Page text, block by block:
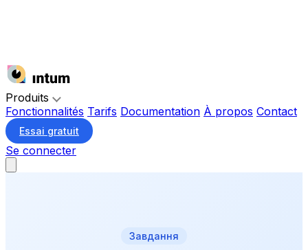
Produits
Fonctionnalités Tarifs Documentation À propos Contact
Essai gratuit
Se connecter
Завдання